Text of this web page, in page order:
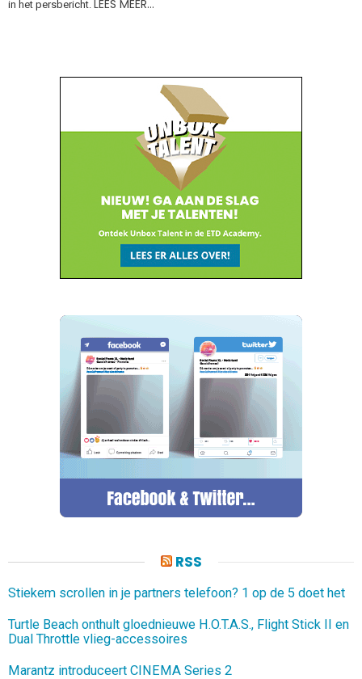
in het persbericht. LEES MEER…
RSS
Stiekem scrollen in je partners telefoon? 1 op de 5 doet het
Turtle Beach onthult gloednieuwe H.O.T.A.S., Flight Stick II en
Dual Throttle vlieg-accessoires
Marantz introduceert CINEMA Series 2